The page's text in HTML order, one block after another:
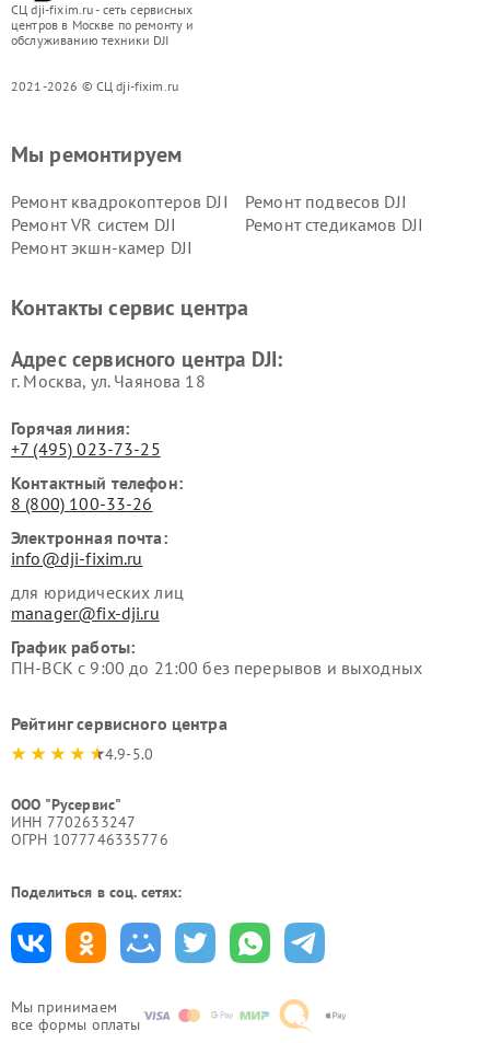
СЦ dji-fixim.ru - сеть сервисных
центров в Москве по ремонту и
обслуживанию техники DJI
2021-2026 © СЦ dji-fixim.ru
Мы принимаем
все формы оплаты
Мы ремонтируем
Ремонт квадрокоптеров DJI
Ремонт подвесов DJI
Ремонт VR систем DJI
Ремонт стедикамов DJI
Ремонт экшн-камер DJI
Контакты сервис центра
Адрес сервисного центра DJI:
г. Москва, ул. Чаянова 18
Горячая линия:
+7 (495) 023-73-25
Контактный телефон:
8 (800) 100-33-26
Электронная почта:
info@dji-fixim.ru
для юридических лиц
manager@fix-dji.ru
График работы:
ПН-ВСК с 9:00 до 21:00 без перерывов и выходных
Рейтинг сервисного центра
4.9-5.0
ООО "Русервис"
ИНН 7702633247
ОГРН 1077746335776
Поделиться в соц. сетях: